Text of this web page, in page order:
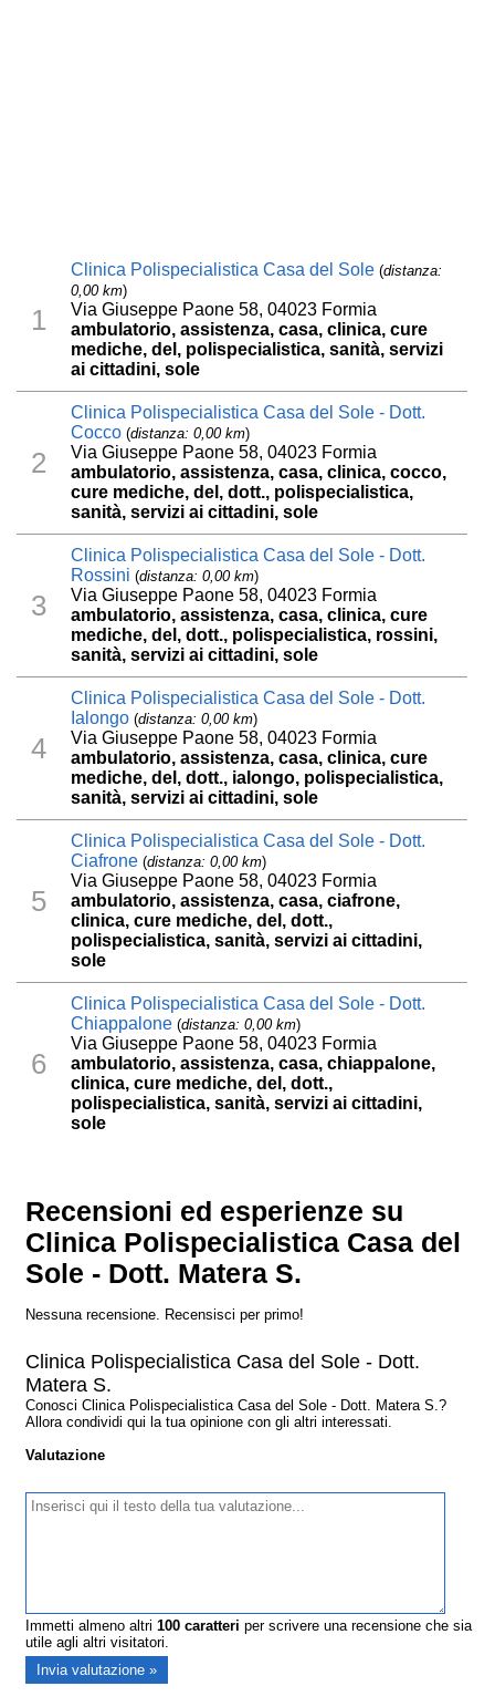
1
Clinica Polispecialistica Casa del Sole (distanza:
0,00 km)
Via Giuseppe Paone 58, 04023 Formia
ambulatorio, assistenza, casa, clinica, cure
mediche, del, polispecialistica, sanità, servizi
ai cittadini, sole
2
Clinica Polispecialistica Casa del Sole - Dott.
Cocco (distanza: 0,00 km)
Via Giuseppe Paone 58, 04023 Formia
ambulatorio, assistenza, casa, clinica, cocco,
cure mediche, del, dott., polispecialistica,
sanità, servizi ai cittadini, sole
3
Clinica Polispecialistica Casa del Sole - Dott.
Rossini (distanza: 0,00 km)
Via Giuseppe Paone 58, 04023 Formia
ambulatorio, assistenza, casa, clinica, cure
mediche, del, dott., polispecialistica, rossini,
sanità, servizi ai cittadini, sole
4
Clinica Polispecialistica Casa del Sole - Dott.
Ialongo (distanza: 0,00 km)
Via Giuseppe Paone 58, 04023 Formia
ambulatorio, assistenza, casa, clinica, cure
mediche, del, dott., ialongo, polispecialistica,
sanità, servizi ai cittadini, sole
5
Clinica Polispecialistica Casa del Sole - Dott.
Ciafrone (distanza: 0,00 km)
Via Giuseppe Paone 58, 04023 Formia
ambulatorio, assistenza, casa, ciafrone,
clinica, cure mediche, del, dott.,
polispecialistica, sanità, servizi ai cittadini,
sole
6
Clinica Polispecialistica Casa del Sole - Dott.
Chiappalone (distanza: 0,00 km)
Via Giuseppe Paone 58, 04023 Formia
ambulatorio, assistenza, casa, chiappalone,
clinica, cure mediche, del, dott.,
polispecialistica, sanità, servizi ai cittadini,
sole
Recensioni ed esperienze su
Clinica Polispecialistica Casa del
Sole - Dott. Matera S.
Nessuna recensione. Recensisci per primo!
Clinica Polispecialistica Casa del Sole - Dott.
Matera S.
Conosci Clinica Polispecialistica Casa del Sole - Dott. Matera S.?
Allora condividi qui la tua opinione con gli altri interessati.
Valutazione
Immetti almeno altri100 caratteri per scrivere una recensione che sia
utile agli altri visitatori.